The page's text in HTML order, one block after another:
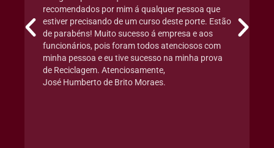
recomendados por mim á qualquer pessoa que
estiver precisando de um curso deste porte. Estão
de parabéns! Muito sucesso á empresa e aos
funcionários, pois foram todos atenciosos com
minha pessoa e eu tive sucesso na minha prova
de Reciclagem. Atenciosamente,
José Humberto de Brito Moraes.